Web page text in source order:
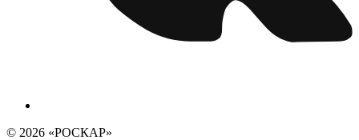
© 2026 «РОСКАР»